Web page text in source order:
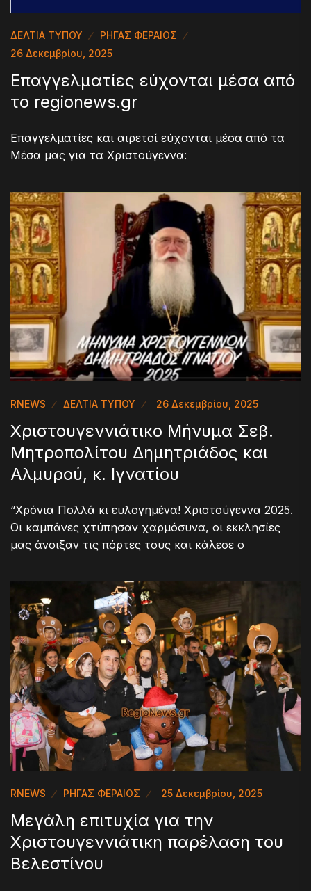
ΔΕΛΤΙΑ ΤΥΠΟΥ
ΡΗΓΑΣ ΦΕΡΑΙΟΣ
26 Δεκεμβρίου, 2025
Επαγγελματίες εύχονται μέσα από
το regionews.gr
Επαγγελματίες και αιρετοί εύχονται μέσα από τα
Μέσα μας για τα Χριστούγεννα:
RNEWS ΔΕΛΤΙΑ ΤΥΠΟΥ 26 Δεκεμβρίου, 2025
Χριστουγεννιάτικο Μήνυμα Σεβ.
Μητροπολίτου Δημητριάδος και
Αλμυρού, κ. Ιγνατίου
“Χρόνια Πολλά κι ευλογημένα! Χριστούγεννα 2025.
Οι καμπάνες χτύπησαν χαρμόσυνα, οι εκκλησίες
μας άνοιξαν τις πόρτες τους και κάλεσε ο
RNEWS ΡΗΓΑΣ ΦΕΡΑΙΟΣ 25 Δεκεμβρίου, 2025
Μεγάλη επιτυχία για την
Χριστουγεννιάτικη παρέλαση του
Βελεστίνου